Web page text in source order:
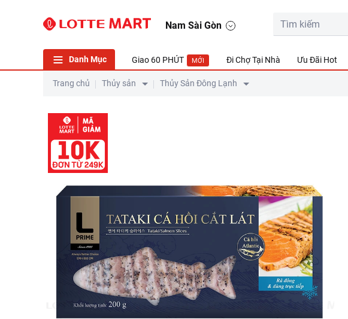
Nam Sài Gòn
Danh Mục Giao 60 PHÚT MỚI Đi Chợ Tại Nhà Ưu Đãi Hot
Trang chủ Thủy sản Thủy Sản Đông Lạnh